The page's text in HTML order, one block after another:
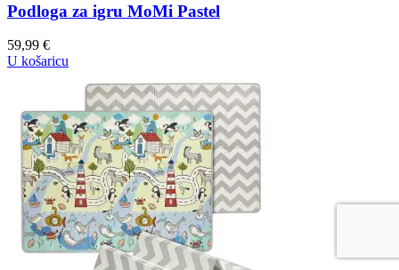
Podloga za igru MoMi Pastel
59,99 €
U košaricu